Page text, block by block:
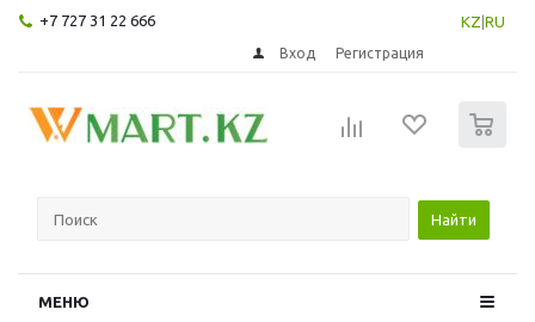
+7 727 31 22 666 KZ RU
Вход Регистрация
Найти
МЕНЮ